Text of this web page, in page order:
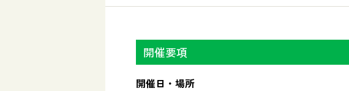
開催要項
開催日・場所